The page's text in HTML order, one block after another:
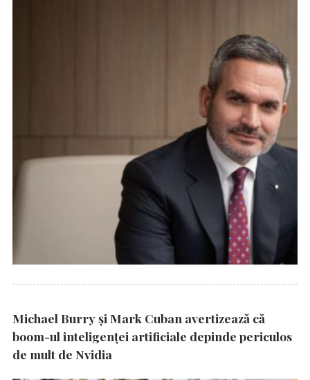
Michael Burry și Mark Cuban avertizează că
boom-ul inteligenței artificiale depinde periculos
de mult de Nvidia